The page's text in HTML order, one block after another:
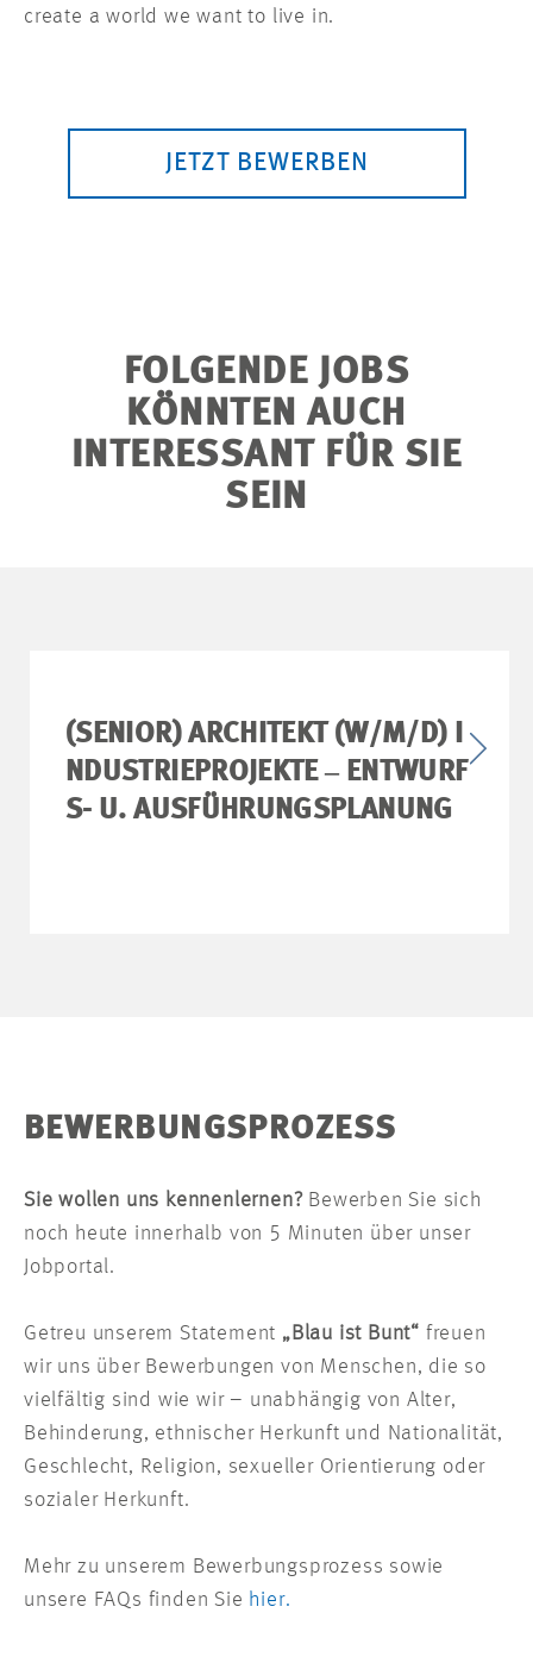
create a world we want to live in.
JETZT BEWERBEN
FOLGENDE JOBS
KÖNNTEN AUCH
INTERESSANT FÜR SIE
SEIN
(SENIOR) ARCHITEKT (W/M/D) I
NDUSTRIEPROJEKTE ‒ ENTWURF
S- U. AUSFÜHRUNGSPLANUNG
BEWERBUNGSPROZESS
Sie wollen uns kennenlernen?Bewerben Sie sich
noch heute innerhalb von 5 Minuten über unser
Jobportal.
Getreu unserem Statement „Blau ist Bunt“ freuen
wir uns über Bewerbungen von Menschen, die so
vielfältig sind wie wir – unabhängig von Alter,
Behinderung, ethnischer Herkunft und Nationalität,
Geschlecht, Religion, sexueller Orientierung oder
sozialer Herkunft.
Mehr zu unserem Bewerbungsprozess sowie
unsere FAQs finden Sie hier.